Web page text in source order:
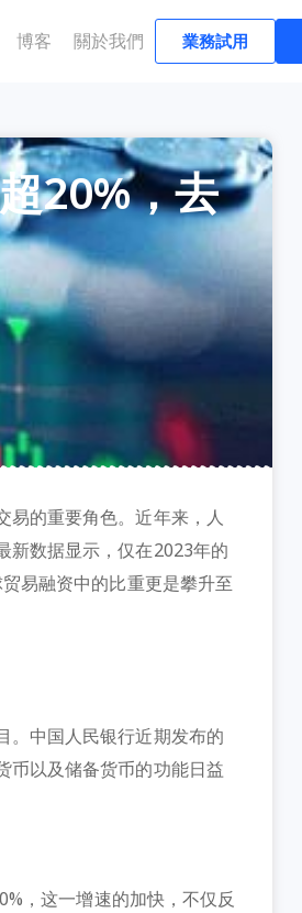
博客 關於我們 業務試用
20%，去
易的重要角色。近年来，人
新数据显示，仅在2023年的
易融资中的比重更是攀升至
。中国人民银行近期发布的
币以及储备货币的功能日益
，这一增速的加快，不仅反